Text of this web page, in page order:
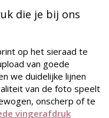
die je bij ons
op het sieraad te
van goede
we duidelijke lijnen
van de foto speelt
onscherp of te
vingerafdruk